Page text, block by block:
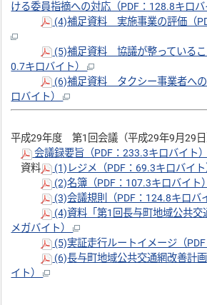
ける委員指摘への対応（PDF：128.8キロ
(4)補足資料 実施事業の評価（
(5)補足資料 協議が整っている
0.7キロバイト）
(6)補足資料 タクシー事業者へ
ロバイト）
平成29年度 第1回会議（平成29年9月29日
会議録要旨（PDF：233.3キロバイト
資料
(1)レジメ（PDF：69.3キロバイ
(2)名簿（PDF：107.3キロバイト
(3)会議規則（PDF：124.8キロバ
(4)資料「第1回長与町地域公共交
メガバイト）
(5)実証走行ルートイメージ（
(6)長与町地域公共交通網改善計
イト）